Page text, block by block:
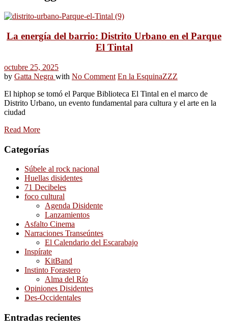
La energía del barrio: Distrito Urbano en el Parque
El Tintal
octubre 25, 2025
by Gatta Negra with No Comment En la EsquinaZZZ
El hiphop se tomó el Parque Biblioteca El Tintal en el marco de
Distrito Urbano, un evento fundamental para cultura y el arte en la
ciudad
Read More
Categorías
Súbele al rock nacional
Huellas disidentes
71 Decibeles
foco cultural
Agenda Disidente
Lanzamientos
Asfalto Cinema
Narraciones Transeúntes
El Calendario del Escarabajo
Inspírate
KitBand
Instinto Forastero
Alma del Río
Opiniones Disidentes
Des-Occidentales
Entradas recientes